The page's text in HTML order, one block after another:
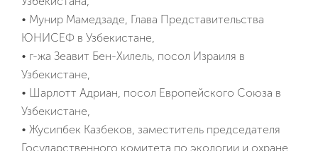
• Мунир Мамедзаде, Глава Представительства
ЮНИСЕФ в Узбекистане,
• г-жа Зеавит Бен-Хилель, посол Израиля в
Узбекистане,
• Шарлотт Адриан, посол Европейского Союза в
Узбекистане,
• Жусипбек Казбеков, заместитель председателя
Государственного комитета по экологии и охране